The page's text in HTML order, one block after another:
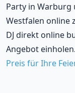
Party in Warburg
Westfalen online
DJ direkt online
Angebot
Preis für Ihre Feier